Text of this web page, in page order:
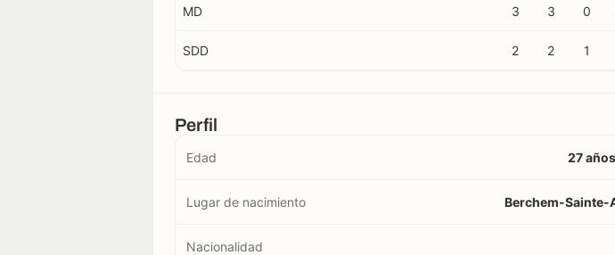
MD 3 3 0
SDD 2 2 1
Perfil
Edad 27
Lugar de nacimiento Berchem-Sainte-
Nacionalidad